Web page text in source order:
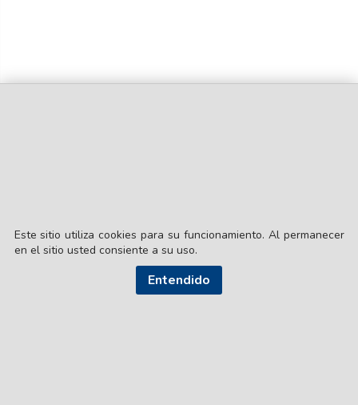
Este sitio utiliza cookies para su funcionamiento. Al permanecer
en el sitio usted consiente a su uso.
Entendido